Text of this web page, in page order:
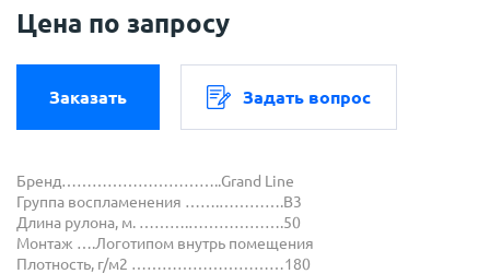
Цена по запросу
Заказать Задать вопрос
Бренд…………………………..Grand Line
Группа воспламенения …….………….В3
Длина рулона, м. ……….……………….50
Монтаж ….Логотипом внутрь помещения
Плотность, г/м2 …………………………180